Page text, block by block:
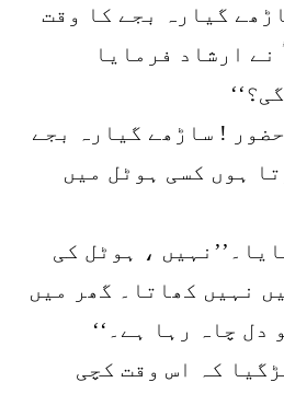
گیارہ بجے کا وقت
ارشاد فرمایا
! ساڑھے گیارہ بجے
ہوں کسی ہوٹل میں
، ہوٹل کی
نہیں کھاتا۔ گھر میں
دل چاہ رہا ہے۔‘‘
کہ اس وقت کچی